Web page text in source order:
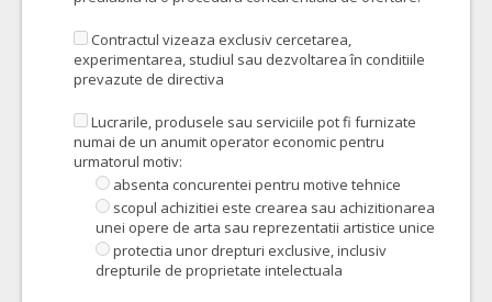
Contractul vizeaza exclusiv cercetarea,
experimentarea, studiul sau dezvoltarea în conditiile
prevazute de directiva
Lucrarile, produsele sau serviciile pot fi furnizate
numai de un anumit operator economic pentru
urmatorul motiv:
absenta concurentei pentru motive tehnice
scopul achizitiei este crearea sau achizitionarea
unei opere de arta sau reprezentatii artistice unice
protectia unor drepturi exclusive, inclusiv
drepturile de proprietate intelectuala